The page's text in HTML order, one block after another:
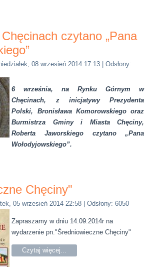
czytano „Pana
08 wrzesień 2014 17:13 | Odsłony:
6 września, na Rynku Górnym w
Chęcinach, z inicjatywy Prezydenta
Polski, Bronisława Komorowskiego oraz
Burmistrza Gminy i Miasta Chęciny,
Roberta Jaworskiego czytano „Pana
Wołodyjowskiego”.
Chęciny"
05 wrzesień 2014 22:58 | Odsłony: 6050
Zapraszamy w dniu 14.09.2014r na
wydarzenie pn."Średniowieczne Chęciny"
Czytaj więcej...